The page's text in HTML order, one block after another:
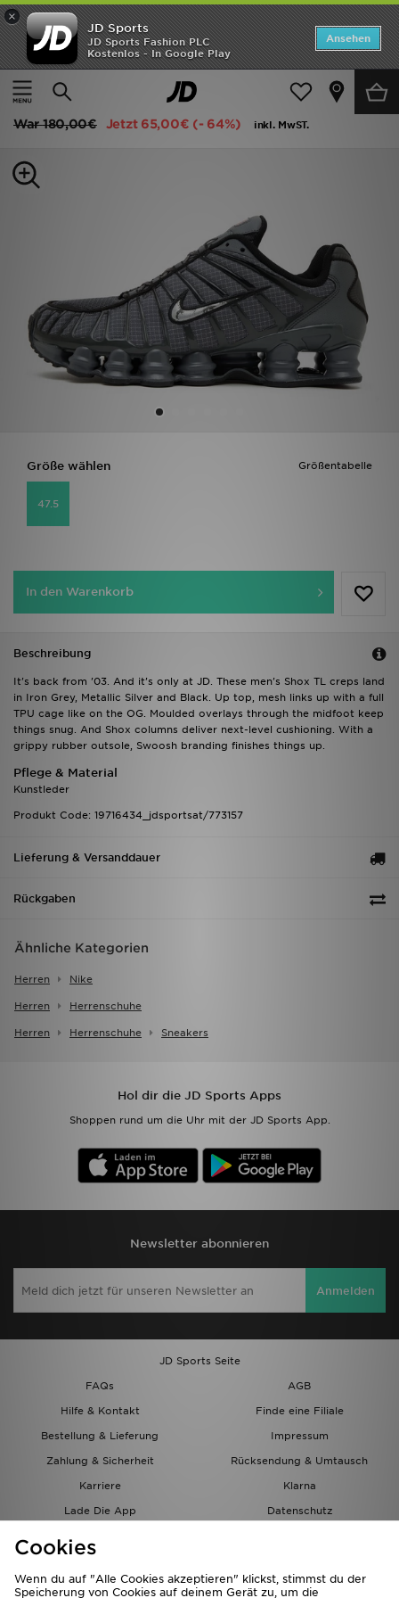
×
JD Sports
JD Sports Fashion PLC
Kostenlos - In Google Play
Ansehen
Startseite
Herren Herrenschuhe Sneakers
Nike Shox TL
War180,00€ Jetzt 65,00€ (- 64%) inkl. MwST.
Größentabelle
Größe wählen
47.5
In den Warenkorb
Beschreibung
It's back from '03. And it's only at JD. These men's Shox TL creps land
in Iron Grey, Metallic Silver and Black. Up top, mesh links up with a full
TPU cage like on the OG. Moulded overlays through the midfoot keep
things snug. And Shox columns deliver next-level cushioning. With a
grippy rubber outsole, Swoosh branding finishes things up.
Pflege & Material
Kunstleder
Produkt Code: 19716434_jdsportsat/773157
Lieferung & Versanddauer
Rückgaben
Ähnliche Kategorien
Herren Nike
Herren Herrenschuhe
Herren Herrenschuhe Sneakers
Hol dir die JD Sports Apps
Shoppen rund um die Uhr mit der JD Sports App.
Newsletter abonnieren
Anmelden
JD Sports Seite
FAQs
AGB
Hilfe & Kontakt
Finde eine Filiale
Bestellung & Lieferung
Impressum
Zahlung & Sicherheit
Rücksendung & Umtausch
Karriere
Klarna
Lade Die App
Datenschutz
Startseite
ANGEBOTE
Herren
Bestsellers
JD Exklusives
Lade Die APP
Bestellverfolgung
Hilfe & Kontakt
Trending Styles
Cookies
Wenn du auf "Alle Cookies akzeptieren" klickst, stimmst du der
Speicherung von Cookies auf deinem Gerät zu, um die